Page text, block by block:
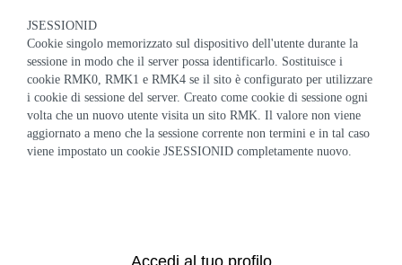
JSESSIONID
Cookie singolo memorizzato sul dispositivo dell'utente durante la
sessione in modo che il server possa identificarlo. Sostituisce i
cookie RMK0, RMK1 e RMK4 se il sito è configurato per utilizzare
i cookie di sessione del server. Creato come cookie di sessione ogni
volta che un nuovo utente visita un sito RMK. Il valore non viene
aggiornato a meno che la sessione corrente non termini e in tal caso
viene impostato un cookie JSESSIONID completamente nuovo.
Accedi al tuo profilo